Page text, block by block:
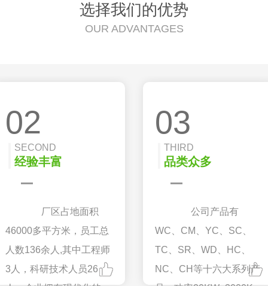
选择我们的优势
OUR ADVANTAGES
02
SECOND
经验丰富
厂区占地面积
46000多平方米，员工总
人数136余人,其中工程师
3人，科研技术人员26
03
THIRD
品类众多
公司产品有
WC、CM、YC、SC、
TC、SR、WD、HC、
NC、CH等十六大系列产